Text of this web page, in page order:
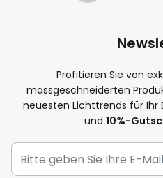
Profitieren Sie von
massgeschneiderten
neuesten Lichttrends für Ihr
und 10%-